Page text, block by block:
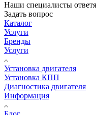
Наши специалисты
Задать вопрос
Каталог
Услуги
Бренды
Услуги
Установка двигателя
Установка КПП
Диагностика двигателя
Информация